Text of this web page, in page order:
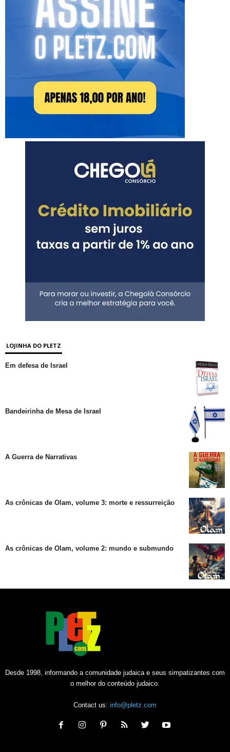
LOJINHA DO PLETZ
Em defesa de Israel
Bandeirinha de Mesa de Israel
A Guerra de Narrativas
As crônicas de Olam, volume 3: morte e ressurreição
As crônicas de Olam, volume 2: mundo e submundo
Desde 1998, informando a comunidade judaica e seus simpatizantes com
o melhor do conteúdo judaico.
Contact us: info@pletz.com